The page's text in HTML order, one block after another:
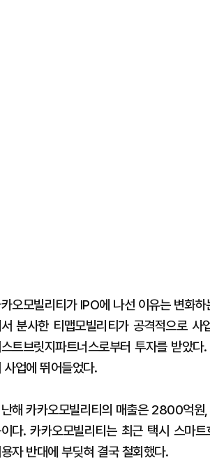
오모빌리티가 IPO에 나선 이유는 변화
분사한 티맵모빌리티가 공격적으로
트브릿지파트너스로부터 투자를 받았
사업에 뛰어들었다.
해 카카오모빌리티의 매출은 2800억원
다. 카카오모빌리티는 최근 택시 스마
자 반대에 부딪혀 결국 철회했다.